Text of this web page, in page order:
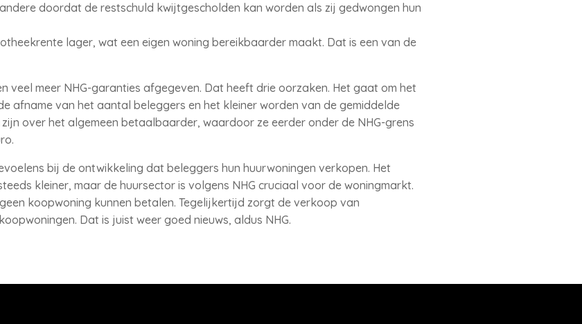
doordat de restschuld kwijtgescholden kan worden als zij gedwongen hun
lager, wat een eigen woning bereikbaarder maakt. Dat is een van de
veel meer NHG-garanties afgegeven. Dat heeft drie oorzaken. Het gaat om het
afname van het aantal beleggers en het kleiner worden van de gemiddelde
over het algemeen betaalbaarder, waardoor ze eerder onder de NHG-grens
bij de ontwikkeling dat beleggers hun huurwoningen verkopen. Het
kleiner, maar de huursector is volgens NHG cruciaal voor de woningmarkt.
koopwoning kunnen betalen. Tegelijkertijd zorgt de verkoop van
Dat is juist weer goed nieuws, aldus NHG.